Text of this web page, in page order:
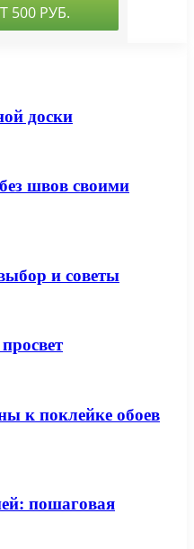
доски
швов своими
и советы
к поклейке обоев
пошаговая